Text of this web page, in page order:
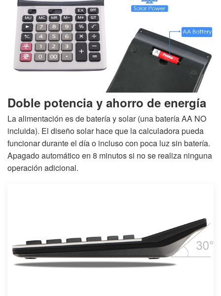
Doble potencia y ahorro de energía
La alimentación es de batería y solar (una batería AA NO
incluida). El diseño solar hace que la calculadora pueda
funcionar durante el día o incluso con poca luz sin batería.
Apagado automático en 8 minutos si no se realiza ninguna
operación adicional.